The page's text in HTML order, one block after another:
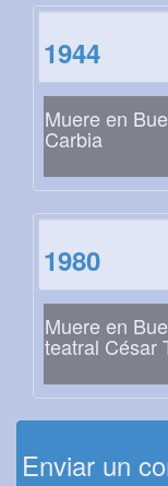
1944
Muere en
Carbia
1980
Muere en
teatral César
Enviar un